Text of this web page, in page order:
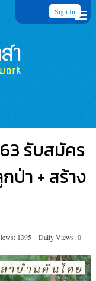
Sign In
รับสมัคร
ป่า + สร้าง
1395
Daily Views: 0